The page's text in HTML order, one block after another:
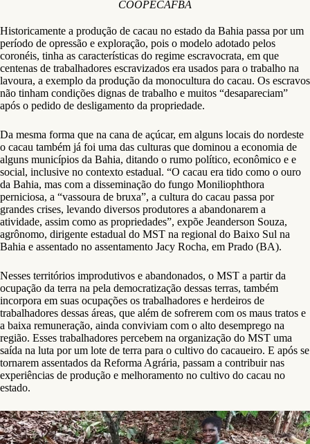
COOPECAFBA
Historicamente a produção de cacau no estado da Bahia passa por um
período de opressão e exploração, pois o modelo adotado pelos
coronéis, tinha as características do regime escravocrata, em que
centenas de trabalhadores escravizados era usados para o trabalho na
lavoura, a exemplo da produção da monocultura do cacau. Os escravos
não tinham condições dignas de trabalho e muitos “desapareciam”
após o pedido de desligamento da propriedade.
Da mesma forma que na cana de açúcar, em alguns locais do nordeste
o cacau também já foi uma das culturas que dominou a economia de
alguns municípios da Bahia, ditando o rumo político, econômico e e
social, inclusive no contexto estadual. “O cacau era tido como o ouro
da Bahia, mas com a disseminação do fungo Moniliophthora
perniciosa, a “vassoura de bruxa”, a cultura do cacau passa por
grandes crises, levando diversos produtores a abandonarem a
atividade, assim como as propriedades”, expõe Jeanderson Souza,
agrônomo, dirigente estadual do MST na regional do Baixo Sul na
Bahia e assentado no assentamento Jacy Rocha, em Prado (BA).
Nesses territórios improdutivos e abandonados, o MST a partir da
ocupação da terra na pela democratização dessas terras, também
incorpora em suas ocupações os trabalhadores e herdeiros de
trabalhadores dessas áreas, que além de sofrerem com os maus tratos e
a baixa remuneração, ainda conviviam com o alto desemprego na
região. Esses trabalhadores percebem na organização do MST uma
saída na luta por um lote de terra para o cultivo do cacaueiro. E após se
tornarem assentados da Reforma Agrária, passam a contribuir nas
experiências de produção e melhoramento no cultivo do cacau no
estado.